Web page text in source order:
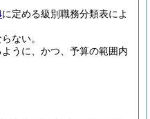
に定める級別職務分類表によ
ない。
うに、かつ、予算の範囲内